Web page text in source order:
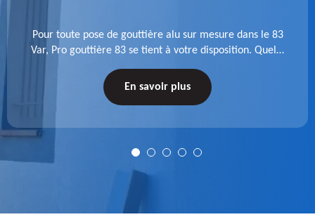
Pour toute pose de gouttière alu sur mesure dans le 83
Var, Pro gouttière 83 se tient à votre disposition. Quelle
nous confiance.
En savoir plus